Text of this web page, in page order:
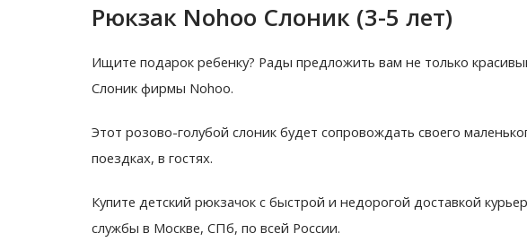
Рюкзак Nohoo Слоник (3-5 лет)
Ищите подарок ребенку? Рады предложить вам не только
Слоник фирмы Nohoo.
Этот розово-голубой слоник будет сопровождать своего
поездках, в гостях.
Купите детский рюкзачок с быстрой и недорогой доставкой
службы в Москве, СПб, по всей России.